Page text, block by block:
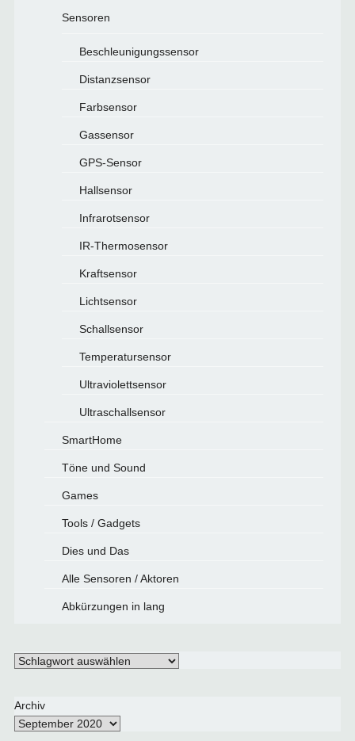
Sensoren
Beschleunigungssensor
Distanzsensor
Farbsensor
Gassensor
GPS-Sensor
Hallsensor
Infrarotsensor
IR-Thermosensor
Kraftsensor
Lichtsensor
Schallsensor
Temperatursensor
Ultraviolettsensor
Ultraschallsensor
SmartHome
Töne und Sound
Games
Tools / Gadgets
Dies und Das
Alle Sensoren / Aktoren
Abkürzungen in lang
Schlagwörter
Archiv